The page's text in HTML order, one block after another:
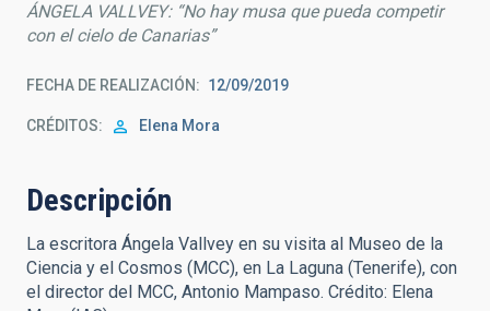
ÁNGELA VALLVEY: “No hay musa que pueda competir
con el cielo de Canarias”
FECHA DE REALIZACIÓN 12/09/2019
CRÉDITOS Elena Mora
Descripción
La escritora Ángela Vallvey en su visita al Museo de la
Ciencia y el Cosmos (MCC), en La Laguna (Tenerife), con
el director del MCC, Antonio Mampaso. Crédito: Elena